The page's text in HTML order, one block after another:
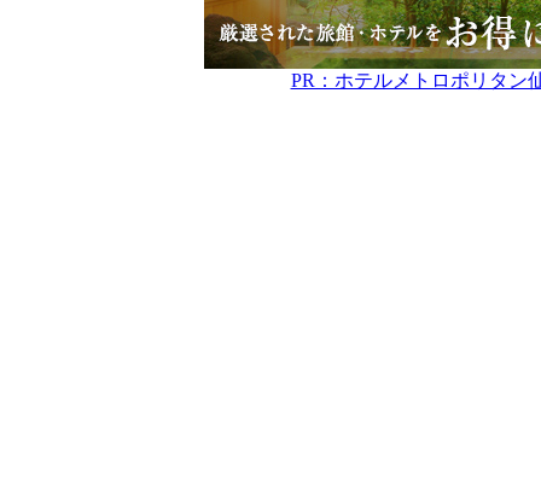
PR：ホテルメトロポリタン